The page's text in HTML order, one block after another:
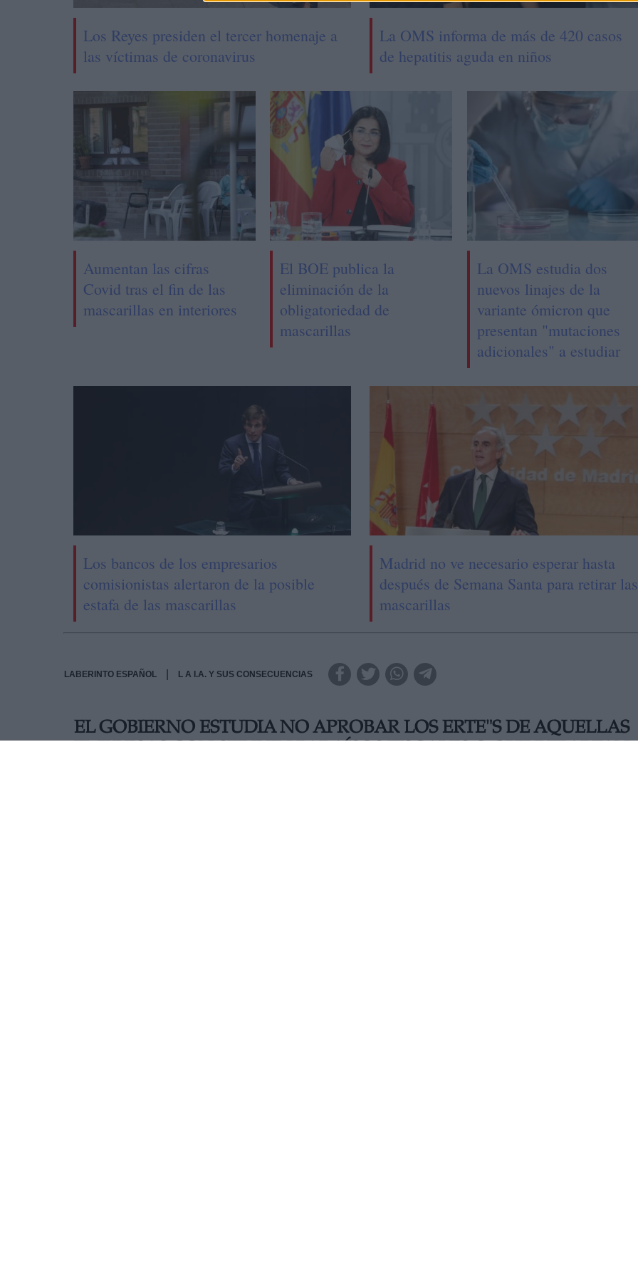
Los Reyes presiden el tercer homenaje a
las víctimas de coronavirus
La OMS informa de más de 420 casos
de hepatitis aguda en niños
Aumentan las cifras
Covid tras el fin de las
mascarillas en interiores
El BOE publica la
eliminación de la
obligatoriedad de
mascarillas
La OMS estudia dos
nuevos linajes de la
variante ómicron que
presentan "mutaciones
adicionales" a estudiar
Los bancos de los empresarios
comisionistas alertaron de la posible
estafa de las mascarillas
Madrid no ve necesario esperar hasta
después de Semana Santa para retirar las
mascarillas
LABERINTO ESPAÑOL L A I.A. Y SUS CONSECUENCIAS
EL GOBIERNO ESTUDIA NO APROBAR LOS ERTE"S DE AQUELLAS